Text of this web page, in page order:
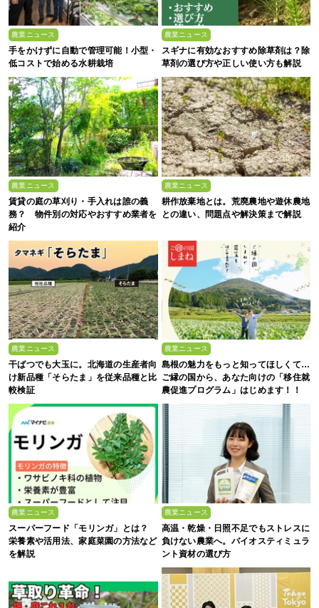
農業ニュース
手をかけずに自動で管理可能！小型・
低コストで始める水耕栽培
農業ニュース
スギナに有効なおすすめ除草剤は？除
草剤の選び方や正しい使い方も解説
農業ニュース
賃貸の庭の草刈り・手入れは誰の義
務？ 物件別の対応やおすすめ業者を
紹介
農業ニュース
耕作放棄地とは。荒廃農地や遊休農地
との違い、問題点や解決策まで解説
農業ニュース
干ばつでも大玉に。北海道の生産者向
け新品種「そらたま」を従来品種と比
較検証
農業ニュース
島根の魅力をもっと知ってほしくて…
ご縁の国から、あなた向けの「移住就
農促進プログラム」はじめます！！
農業ニュース
スーパーフード「モリンガ」とは？
栄養素や活用法、家庭菜園の方法など
を解説
農業ニュース
高温・乾燥・日照不足でもストレスに
負けない農業へ。バイオスティミュラ
ント資材の選び方